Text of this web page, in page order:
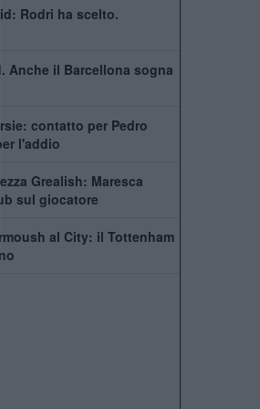
Rodri ha scelto.
Anche il Barcellona sogna
contatto per Pedro
l'addio
Grealish: Maresca
sul giocatore
al City: il Tottenham